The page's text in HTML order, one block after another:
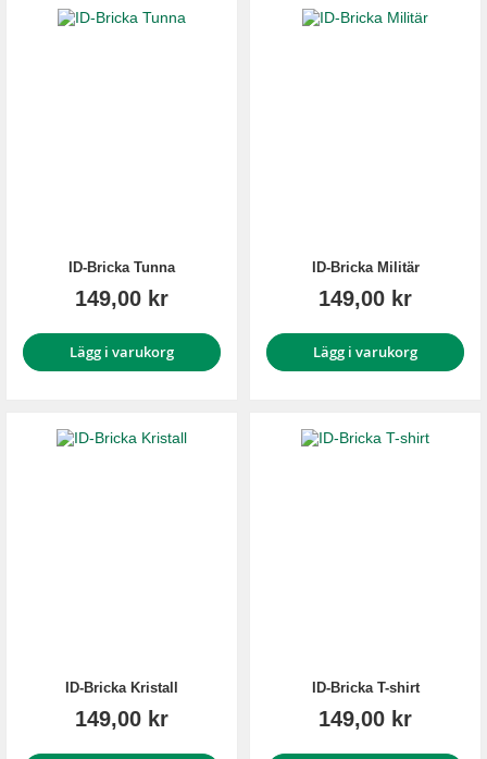
ID-Bricka Tunna
149,00 kr
Lägg i varukorg
ID-Bricka Militär
149,00 kr
Lägg i varukorg
ID-Bricka Kristall
149,00 kr
ID-Bricka T-shirt
149,00 kr